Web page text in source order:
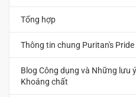
Tổng hợp
Thông tin chung Puritan's Pride
Blog Công dụng và Những lưu
Khoáng chất